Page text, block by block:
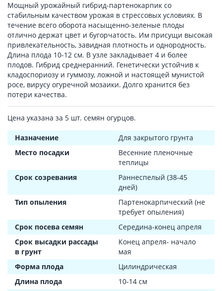
Мощный урожайный гибрид-партенокарпик со
стабильным качеством урожая в стрессовых условиях. В
течение всего оборота насыщенно-зеленые плоды
отлично держат цвет и бугорчатость. Им присущи высокая
привлекательность, завидная плотность и однородность.
Длина плода 10-12 см. В узле закладывает 4 и более
плодов. Гибрид среднеранний. Генетически устойчив к
кладоспориозу и гуммозу, ложной и настоящей мунистой
росе, вирусу огуречной мозаики. Долго хранится без
потери качества.
Цена указана за 5 шт. семян огурцов.
Назначение
Для закрытого грунта
Место посадки
Весенние пленочные
теплицы
Срок созревания
Раннеспелый (38-45
дней)
Тип опыления
Партенокарпический (не
требует опыления)
Срок посева семян
Середина-конец апреля
Срок высадки рассады
в грунт
Конец апреля- начало
мая
Форма плода
Цилиндрическая
Длина плода
10-14 см